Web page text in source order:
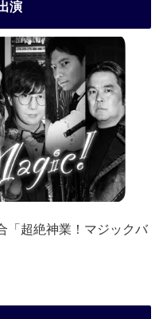
演
「超絶神業！マジックバ